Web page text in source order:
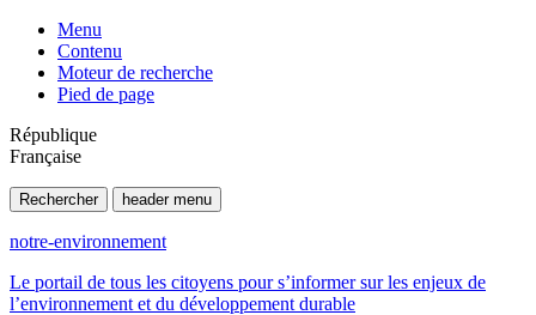
Menu
Contenu
Moteur de recherche
Pied de page
République
Française
Rechercher header menu
notre-environnement
Le portail de tous les citoyens pour s’informer sur les enjeux de
l’environnement et du développement durable